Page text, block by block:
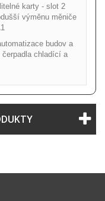
karty - slot 2
výměnu měniče
budov a
čerpadla chladící a